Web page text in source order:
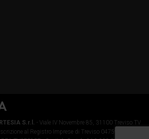
S.r.l. - Viale IV Novembre 85, 31100 Treviso TV
al Registro Imprese di Treviso 04759890264 -